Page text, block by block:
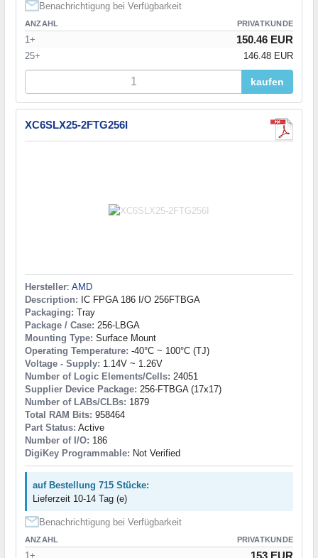
Benachrichtigung bei Verfügbarkeit
ANZAHL PRIVATKUNDE
1+ 150.46 EUR
25+ 146.48 EUR
kaufen
XC6SLX25-2FTG256I
Hersteller: AMD
Description: IC FPGA 186 I/O 256FTBGA
Packaging: Tray
Package / Case: 256-LBGA
Mounting Type: Surface Mount
Operating Temperature: -40°C ~ 100°C (TJ)
Voltage - Supply: 1.14V ~ 1.26V
Number of Logic Elements/Cells: 24051
Supplier Device Package: 256-FTBGA (17x17)
Number of LABs/CLBs: 1879
Total RAM Bits: 958464
Part Status: Active
Number of I/O: 186
DigiKey Programmable: Not Verified
auf Bestellung 715 Stücke:
Lieferzeit 10-14 Tag (e)
Benachrichtigung bei Verfügbarkeit
ANZAHL PRIVATKUNDE
1+